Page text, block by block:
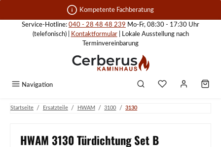
Zum Hauptinhalt springen Kompetente Fachberatung
Service-Hotline: 040 - 28 48 48 239 Mo-Fr, 08:30 - 17:30 Uhr
(telefonisch) |
Kontaktformular| Lokale Ausstellung nach
Terminvereinbarung
Navigation
Startseite / Ersatzteile / HWAM / 3100 / 3130
HWAM 3130 Türdichtung Set B